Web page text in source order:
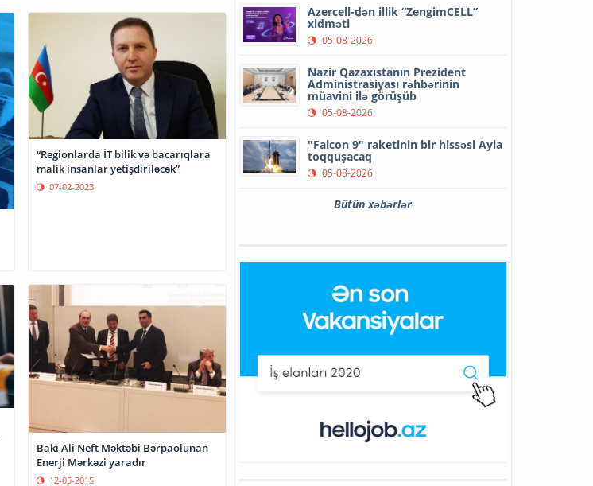
“Regionlarda İT bilik və bacarıqlara
malik insanlar yetişdiriləcək”
07-02-2023
Bakı Ali Neft Məktəbi Bərpaolunan
Enerji Mərkəzi yaradır
12-05-2015
Azercell-dən illik “ZengimCELL”
xidməti
05-08-2026
Nazir Qazaxıstanın Prezident
Administrasiyası rəhbərinin
müavini ilə görüşüb
05-08-2026
"Falcon 9" raketinin bir hissəsi Ayla
toqquşacaq
05-08-2026
Bütün xəbərlər